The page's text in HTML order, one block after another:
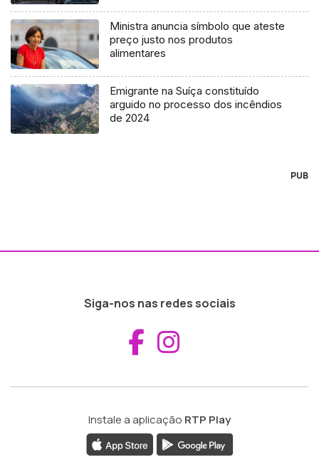
Ministra anuncia símbolo que ateste
preço justo nos produtos
alimentares
Emigrante na Suíça constituído
arguido no processo dos incêndios
de 2024
PUB
Siga-nos nas redes sociais
Aceder ao
Instale a aplicação RTP Play